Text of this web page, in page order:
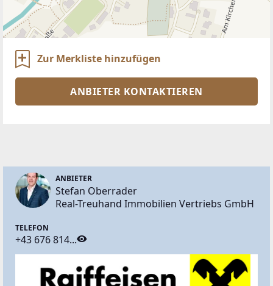
Zur Merkliste hinzufügen
ANBIETER KONTAKTIEREN
ANBIETER
Stefan Oberrader
Real-Treuhand Immobilien Vertriebs GmbH
TELEFON
+43 676 814...